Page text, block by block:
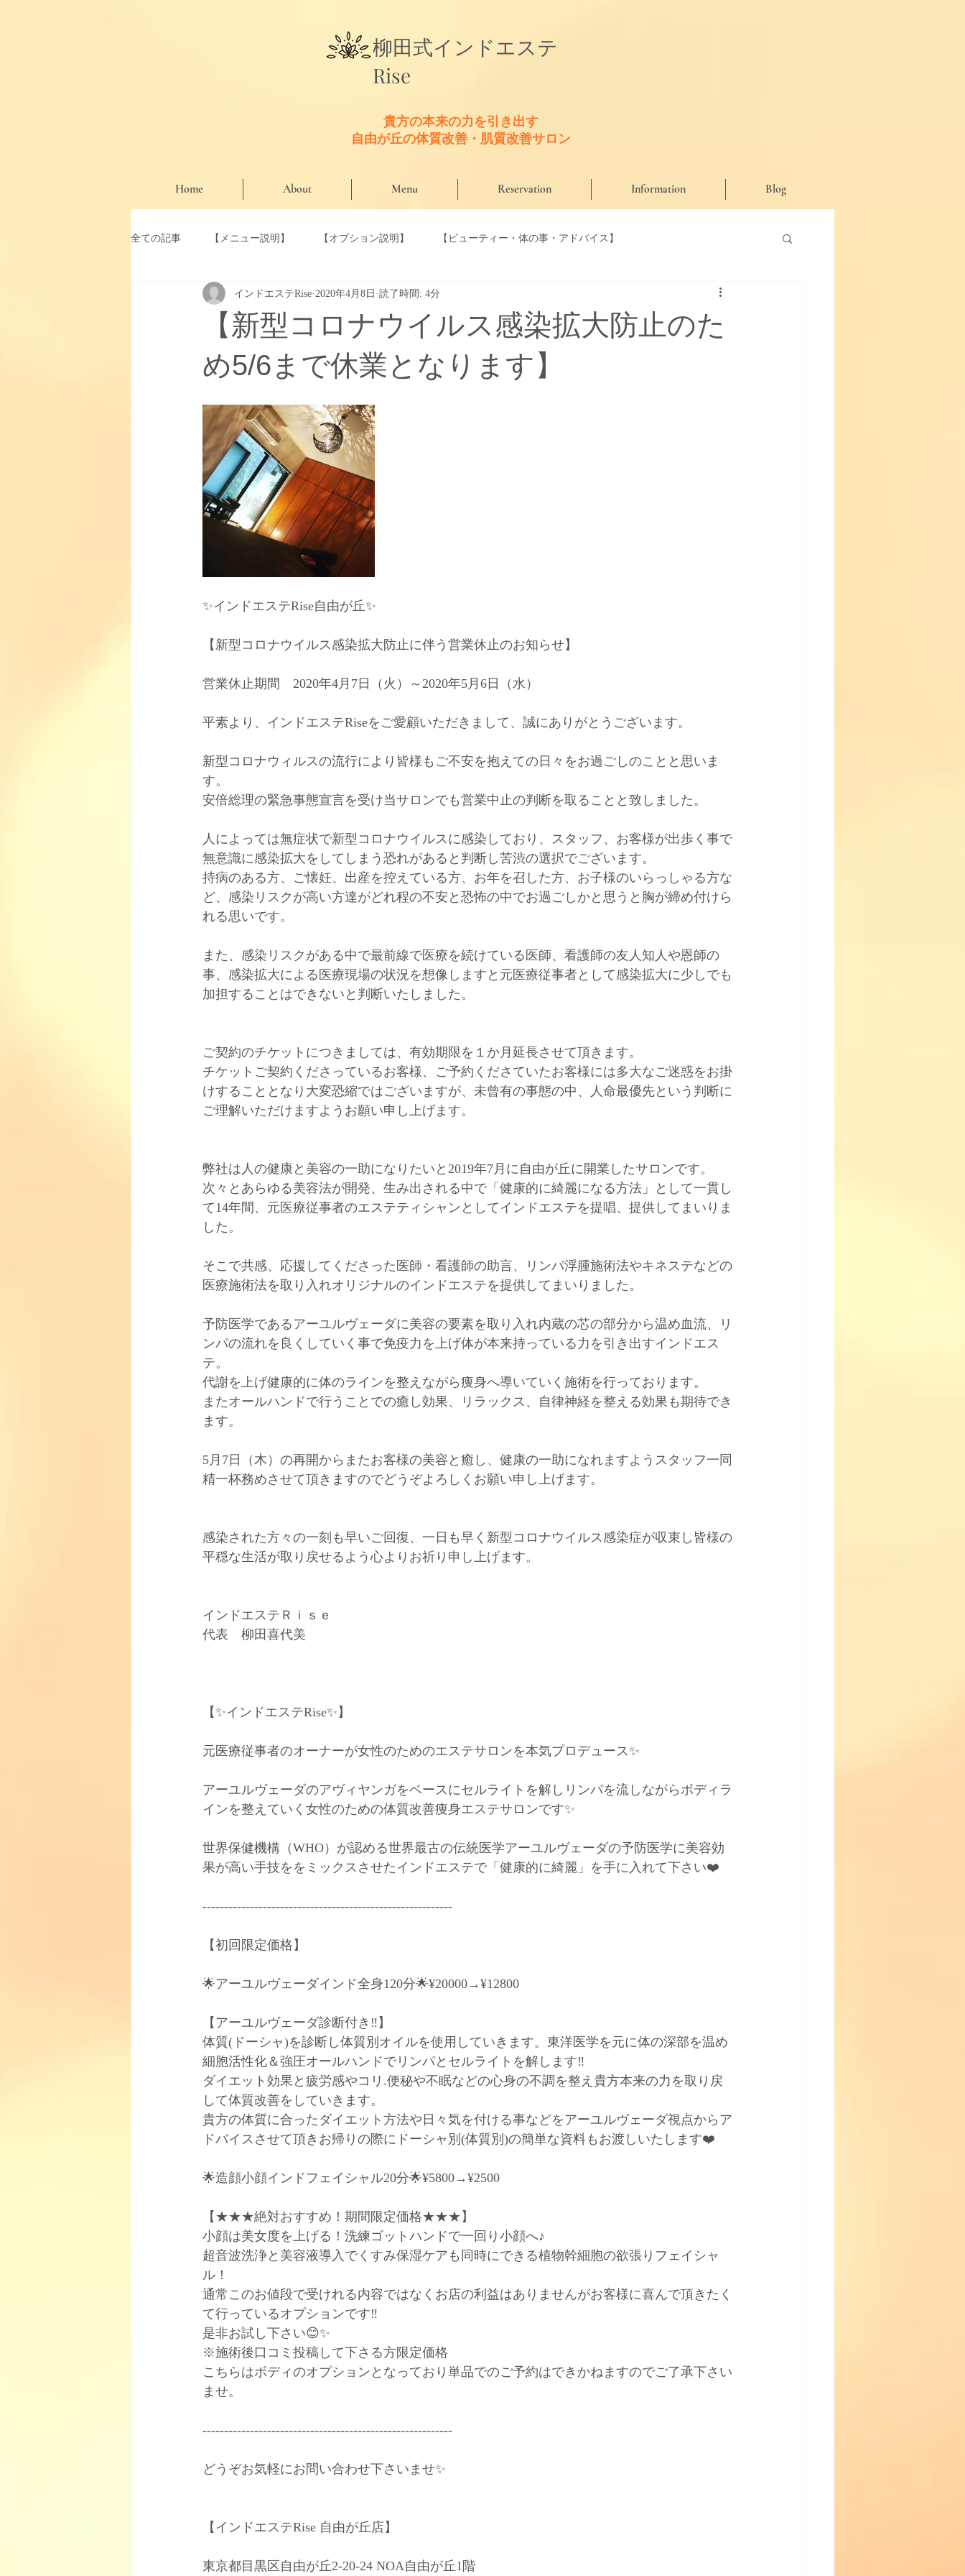
​柳田式インドエステ
Rise
貴方の本来の力を引き出す
​自由が丘の体質改善・肌質改善サロン
Home About Menu Reservation Information Blog
全ての記事 【メニュー説明】 【オプション説明】 【ビューティー・体の事・アドバイス】
【お知らせ・期間限定クーポン】 【口コミ】 【Riseのこだわり商材】
【取り扱い商品】 【インドエステについて】 【オーナー柳田の思い】
【柳田式インドエステについて】 【お得キャンペーン】
【新型コロナウイルス感染拡大防止のた
め5/6まで休業となります】
インドエステRise 2020年4月8日 読了時間: 4分
✨インドエステRise自由が丘✨﻿
【新型コロナウイルス感染拡大防止に伴う営業休止のお知らせ】﻿
営業休止期間　2020年4月7日（火）～2020年5月6日（水）﻿
​平素より、インドエステRiseをご愛顧いただきまして、誠にありがとうございます。﻿
新型コロナウィルスの流行により皆様もご不安を抱えての日々をお過ごしのことと思いま
す。﻿
安倍総理の緊急事態宣言を受け当サロンでも営業中止の判断を取ることと致しました。﻿
人によっては無症状で新型コロナウイルスに感染しており、スタッフ、お客様が出歩く事で
無意識に感染拡大をしてしまう恐れがあると判断し苦渋の選択でございます。﻿
持病のある方、ご懐妊、出産を控えている方、お年を召した方、お子様のいらっしゃる方な
ど、感染リスクが高い方達がどれ程の不安と恐怖の中でお過ごしかと思うと胸が締め付けら
れる思いです。﻿
また、感染リスクがある中で最前線で医療を続けている医師、看護師の友人知人や恩師の
事、感染拡大による医療現場の状況を想像しますと元医療従事者として感染拡大に少しでも
加担することはできないと判断いたしました。﻿
ご契約のチケットにつきましては、有効期限を１か月延長させて頂きます。﻿
チケットご契約くださっているお客様、ご予約くださていたお客様には多大なご迷惑をお掛
けすることとなり大変恐縮ではございますが、未曾有の事態の中、人命最優先という判断に
ご理解いただけますようお願い申し上げます。﻿
弊社は人の健康と美容の一助になりたいと2019年7月に自由が丘に開業したサロンです。﻿
次々とあらゆる美容法が開発、生み出される中で「健康的に綺麗になる方法」として一貫し
て14年間、元医療従事者のエステティシャンとしてインドエステを提唱、提供してまいりま
した。﻿
そこで共感、応援してくださった医師・看護師の助言、リンパ浮腫施術法やキネステなどの
医療施術法を取り入れオリジナルのインドエステを提供してまいりました。﻿
予防医学であるアーユルヴェーダに美容の要素を取り入れ内蔵の芯の部分から温め血流、リ
ンパの流れを良くしていく事で免疫力を上げ体が本来持っている力を引き出すインドエス
テ。﻿
代謝を上げ健康的に体のラインを整えながら痩身へ導いていく施術を行っております。﻿
またオールハンドで行うことでの癒し効果、リラックス、自律神経を整える効果も期待でき
ます。﻿
5月7日（木）の再開からまたお客様の美容と癒し、健康の一助になれますようスタッフ一同
精一杯務めさせて頂きますのでどうぞよろしくお願い申し上げます。﻿
感染された方々の一刻も早いご回復、一日も早く新型コロナウイルス感染症が収束し皆様の
平穏な生活が取り戻せるよう心よりお祈り申し上げます。﻿
インドエステＲｉｓｅ﻿
代表　柳田喜代美﻿
【✨インドエステRise✨】﻿
元医療従事者のオーナーが女性のためのエステサロンを本気プロデュース✨﻿
アーユルヴェーダのアヴィヤンガをベースにセルライトを解しリンパを流しながらボディラ
インを整えていく女性のための体質改善痩身エステサロンです✨﻿
世界保健機構（WHO）が認める世界最古の伝統医学アーユルヴェーダの予防医学に美容効
果が高い手技ををミックスさせたインドエステで「健康的に綺麗」を手に入れて下さい❤️﻿
----------------------------------------------------------﻿
【初回限定価格】﻿
🌟アーユルヴェーダインド全身120分🌟¥20000→¥12800﻿
【アーユルヴェーダ診断付き‼️】﻿
体質(ドーシャ)を診断し体質別オイルを使用していきます。東洋医学を元に体の深部を温め
細胞活性化＆強圧オールハンドでリンパとセルライトを解します‼️﻿
ダイエット効果と疲労感やコリ.便秘や不眠などの心身の不調を整え貴方本来の力を取り戻
して体質改善をしていきます。﻿
貴方の体質に合ったダイエット方法や日々気を付ける事などをアーユルヴェーダ視点からア
ドバイスさせて頂きお帰りの際にドーシャ別(体質別)の簡単な資料もお渡しいたします❤️﻿
🌟造顔小顔インドフェイシャル20分🌟¥5800→¥2500﻿
【★★★絶対おすすめ！期間限定価格★★★】﻿
小顔は美女度を上げる！洗練ゴットハンドで一回り小顔へ♪﻿
超音波洗浄と美容液導入でくすみ保湿ケアも同時にできる植物幹細胞の欲張りフェイシャ
ル！﻿
通常このお値段で受けれる内容ではなくお店の利益はありませんがお客様に喜んで頂きたく
て行っているオプションです‼️﻿
是非お試し下さい😊✨﻿
※施術後口コミ投稿して下さる方限定価格﻿
こちらはボディのオプションとなっており単品でのご予約はできかねますのでご了承下さい
ませ。﻿
----------------------------------------------------------﻿
どうぞお気軽にお問い合わせ下さいませ✨﻿
【インドエステRise 自由が丘店】﻿
東京都目黒区自由が丘2-20-24 NOA自由が丘1階﻿